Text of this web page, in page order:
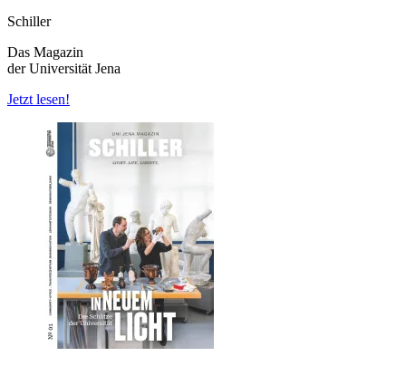
Schiller
Das Magazin
der Universität Jena
Jetzt lesen!